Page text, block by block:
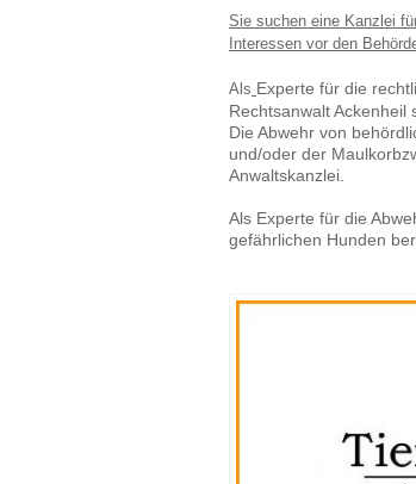
Sie suchen eine Kanzlei
Interessen vor den
Als Experte für die
Rechtsanwalt Ackenheil
Die Abwehr von
und/oder der
Anwaltskanzlei.
Als Experte für die
gefährlichen Hunden